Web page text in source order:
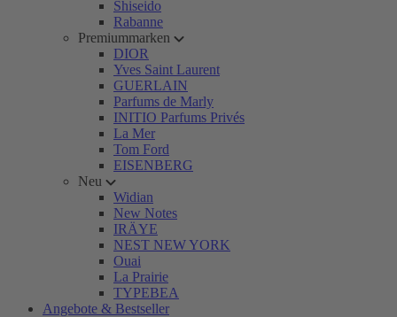
Shiseido
Rabanne
Premiummarken
DIOR
Yves Saint Laurent
GUERLAIN
Parfums de Marly
INITIO Parfums Privés
La Mer
Tom Ford
EISENBERG
Neu
Widian
New Notes
IRÄYE
NEST NEW YORK
Ouai
La Prairie
TYPEBEA
Angebote & Bestseller